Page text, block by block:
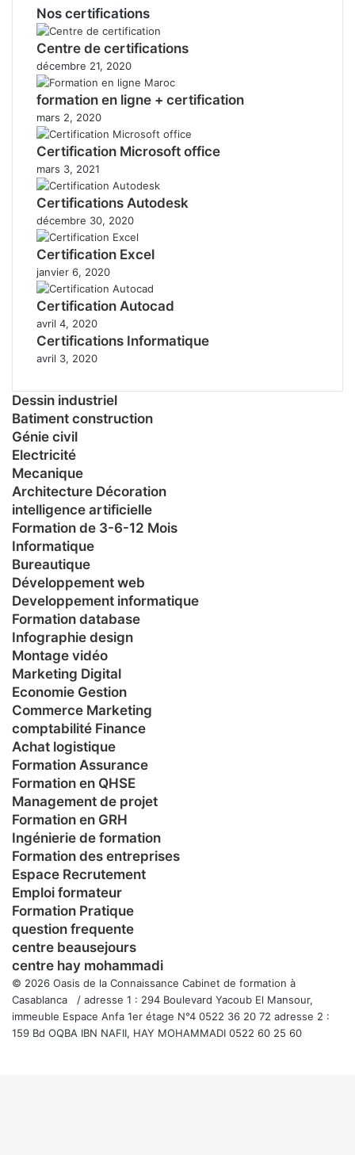
Nos certifications
Centre de certifications
décembre 21, 2020
formation en ligne + certification
mars 2, 2020
Certification Microsoft office
mars 3, 2021
Certifications Autodesk
décembre 30, 2020
Certification Excel
janvier 6, 2020
Certification Autocad
avril 4, 2020
Certifications Informatique
avril 3, 2020
Dessin industriel
Batiment construction
Génie civil
Electricité
Mecanique
Architecture Décoration
intelligence artificielle
Formation de 3-6-12 Mois
Informatique
Bureautique
Développement web
Developpement informatique
Formation database
Infographie design
Montage vidéo
Marketing Digital
Economie Gestion
Commerce Marketing
comptabilité Finance
Achat logistique
Formation Assurance
Formation en QHSE
Management de projet
Formation en GRH
Ingénierie de formation
Formation des entreprises
Espace Recrutement
Emploi formateur
Formation Pratique
question frequente
centre beausejours
centre hay mohammadi
© 2026 Oasis de la Connaissance Cabinet de formation à
Casablanca / adresse 1 : 294 Boulevard Yacoub El Mansour,
immeuble Espace Anfa 1er étage N°4 0522 36 20 72 adresse 2 :
159 Bd OQBA IBN NAFII, HAY MOHAMMADI 0522 60 25 60